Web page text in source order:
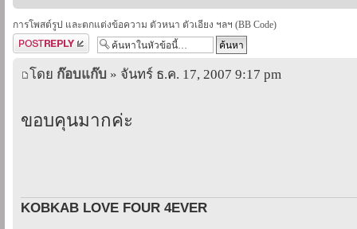
การโพสต์รูป และตกแต่งข้อความ ตัวหนา ตัวเอียง ฯลฯ (BB Code)
ตอบกระทู้
โดย ก๊อบแก๊บ » จันทร์ ธ.ค. 17, 2007 9:17 pm
ขอบคุนมากค่ะ
KOBKAB LOVE FOUR 4EVER